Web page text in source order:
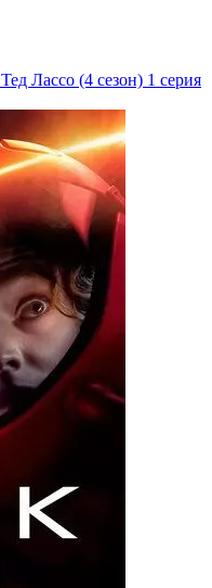
Тед Лассо (4 сезон) 1 серия